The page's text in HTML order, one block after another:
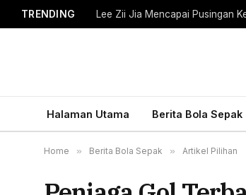
TRENDING Lee Zii Jia Mencapai Pusingan
Halaman Utama Berita Bola Sepak
Home » Berita Bola Sepak » Artikel Pilihan